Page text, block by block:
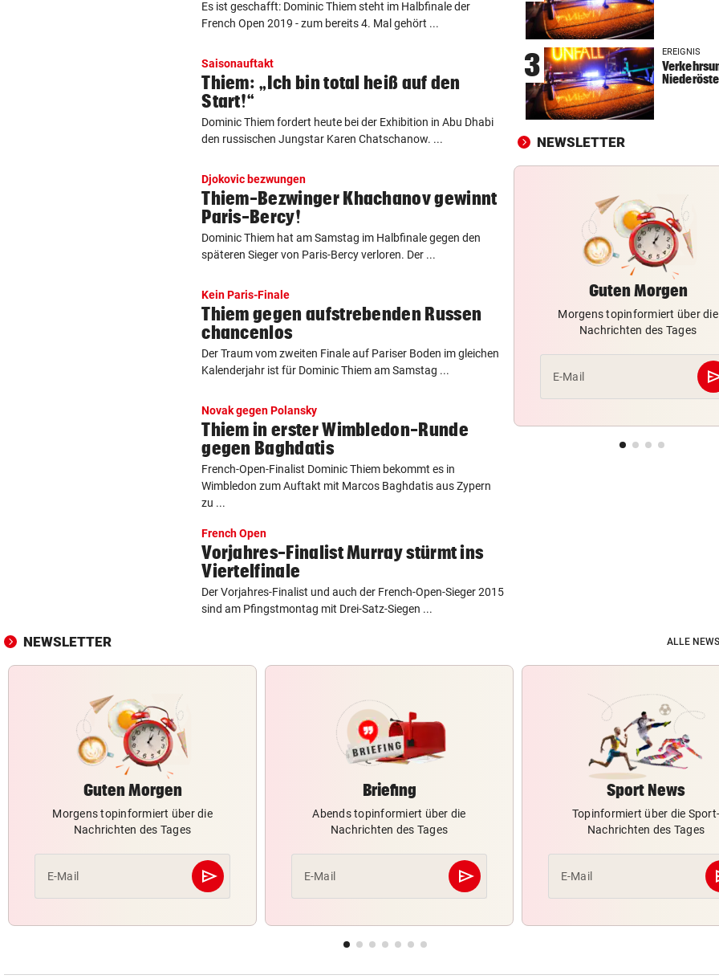
Es ist geschafft: Dominic Thiem steht im Halbfinale der
French Open 2019 - zum bereits 4. Mal gehört ...
Saisonauftakt
Thiem: „Ich bin total heiß auf den
Start!“
Dominic Thiem fordert heute bei der Exhibition in Abu Dhabi
den russischen Jungstar Karen Chatschanow. ...
Djokovic bezwungen
Thiem-Bezwinger Khachanov gewinnt
Paris-Bercy!
Dominic Thiem hat am Samstag im Halbfinale gegen den
späteren Sieger von Paris-Bercy verloren. Der ...
Kein Paris-Finale
Thiem gegen aufstrebenden Russen
chancenlos
Der Traum vom zweiten Finale auf Pariser Boden im gleichen
Kalenderjahr ist für Dominic Thiem am Samstag ...
Novak gegen Polansky
Thiem in erster Wimbledon-Runde
gegen Baghdatis
French-Open-Finalist Dominic Thiem bekommt es in
Wimbledon zum Auftakt mit Marcos Baghdatis aus Zypern
zu ...
French Open
Vorjahres-Finalist Murray stürmt ins
Viertelfinale
Der Vorjahres-Finalist und auch der French-Open-Sieger 2015
sind am Pfingstmontag mit Drei-Satz-Siegen ...
Theater stellt Planschbecken
300.000 Euro auf
NACH WIEN AUF MYKONOS vor 9
Luxus am Meer! Sabalenka
gewährt private Einblicke
„IHR SEID DER HAMMER!“
Feuerwehr befreite Kalb aus
3 EREIGNIS
NEWSLETTER
Guten Morgen
Morgens topinformiert über die
Nachrichten des Tages
E-Mail
NEWSLETTER ALLE
Guten Morgen
Morgens topinformiert über die
Nachrichten des Tages
E-Mail send
Abschicken
Briefing
Abends topinformiert über die
Nachrichten des Tages
E-Mail send
Abschicken
Sport News
Topinformiert über die Sport-
Nachrichten des Tages
E-Mail